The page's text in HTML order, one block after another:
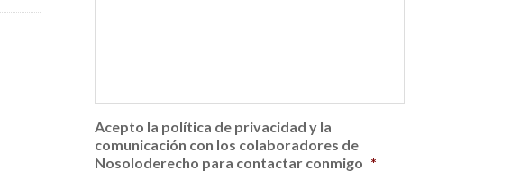
Acepto la política de privacidad y la
comunicación con los colaboradores de
Nosoloderecho para contactar conmigo *